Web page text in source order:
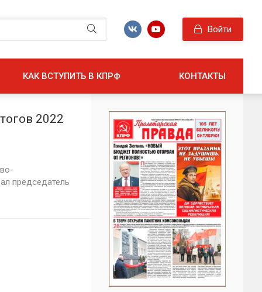
Войти
КАК ВСТУПИТЬ В КПРФ КОНТАКТЫ
2022
председатель